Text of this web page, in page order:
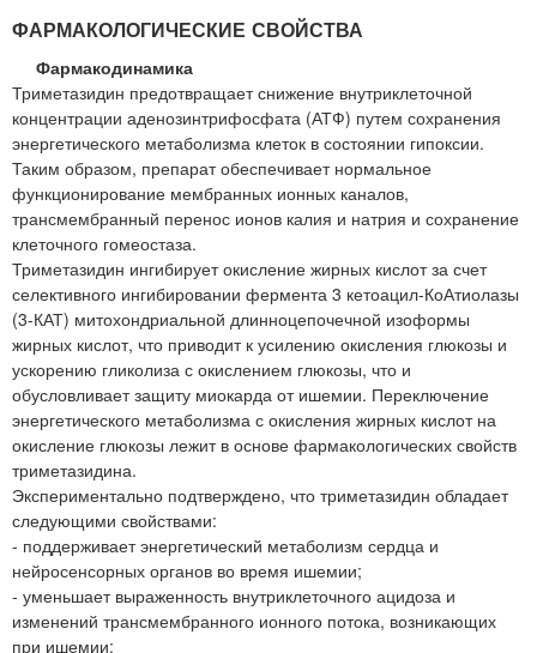
ФАРМАКОЛОГИЧЕСКИЕ СВОЙСТВА
Фармакодинамика
Триметазидин предотвращает снижение внутриклеточной
концентрации аденозинтрифосфата (АТФ) путем сохранения
энергетического метаболизма клеток в состоянии гипоксии.
Таким образом, препарат обеспечивает нормальное
функционирование мембранных ионных каналов,
трансмембранный перенос ионов калия и натрия и сохранение
клеточного гомеостаза.
Триметазидин ингибирует окисление жирных кислот за счет
селективного ингибировании фермента 3 кетоацил-КоАтиолазы
(3-КАТ) митохондриальной длинноцепочечной изоформы
жирных кислот, что приводит к усилению окисления глюкозы и
ускорению гликолиза с окислением глюкозы, что и
обусловливает защиту миокарда от ишемии. Переключение
энергетического метаболизма с окисления жирных кислот на
окисление глюкозы лежит в основе фармакологических свойств
триметазидина.
Экспериментально подтверждено, что триметазидин обладает
следующими свойствами:
- поддерживает энергетический метаболизм сердца и
нейросенсорных органов во время ишемии;
- уменьшает выраженность внутриклеточного ацидоза и
изменений трансмембранного ионного потока, возникающих
при ишемии;